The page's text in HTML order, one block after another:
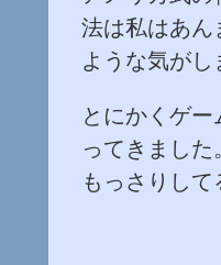
法は私はあん
ような気がし
とにかくゲ
ってきました
もっさりして